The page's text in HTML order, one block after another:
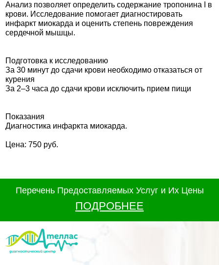
Анализ позволяет определить содержание тропонина I в
крови. Исследование помогает диагностировать
инфаркт миокарда и оценить степень повреждения
сердечной мышцы.
Подготовка к исследованию
За 30 минут до сдачи крови необходимо отказаться от
курения
За 2–3 часа до сдачи крови исключить прием пищи
Показания
Диагностика инфаркта миокарда.
Цена: 750 руб.
Перечень Предоставляемых Услуг и Их Цены
ПОДРОБНЕЕ